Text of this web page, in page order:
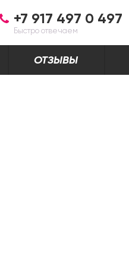
+7 917 497 0 497
Быстро отвечаем
ОТЗЫВЫ